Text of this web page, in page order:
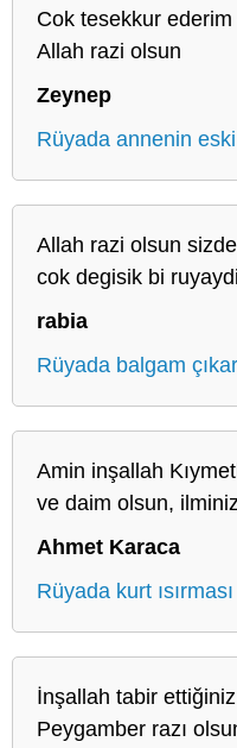
Cok tesekkur
Allah razi olsun
Zeynep
Rüyada annenin
Allah razi olsun
cok degisik bi ruyaydi
rabia
Rüyada balgam
Amin inşallah
ve daim olsun,
Ahmet Karaca
Rüyada kurt
İnşallah tabir
Peygamber razı